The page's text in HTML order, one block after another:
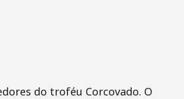
do troféu Corcovado. O